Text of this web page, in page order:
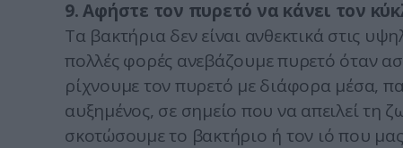
9. Αφήστε τον πυρετό να κάνει τον
Τα βακτήρια δεν είναι ανθεκτικά στις
πολλές φορές ανεβάζουμε πυρετό όταν
ρίχνουμε τον πυρετό με διάφορα μέσα,
αυξημένος, σε σημείο που να απειλεί τη
σκοτώσουμε το βακτήριο ή τον ιό που